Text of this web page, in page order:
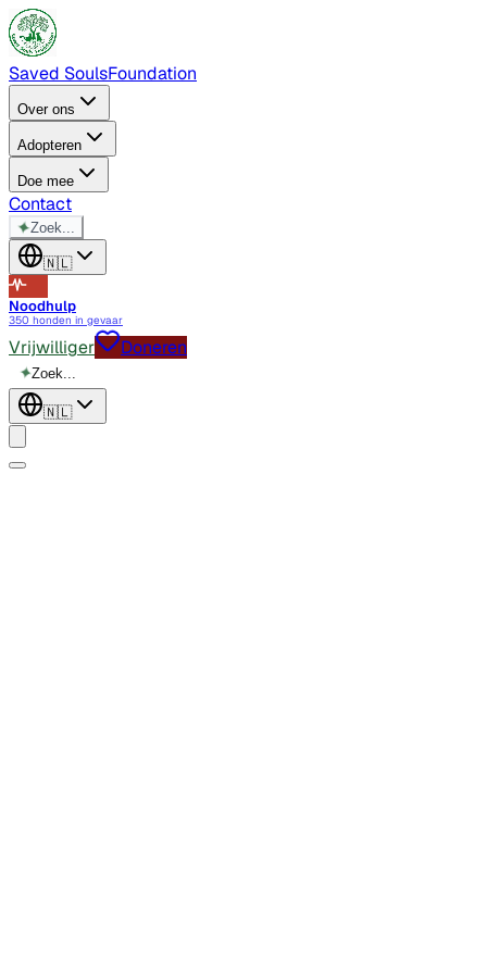
Saved SoulsFoundation
Over ons
Adopteren
Doe mee
Contact
✦Zoek...
🇳🇱
Noodhulp
350 honden in gevaar
Vrijwilliger Doneren
✦Zoek...
🇳🇱